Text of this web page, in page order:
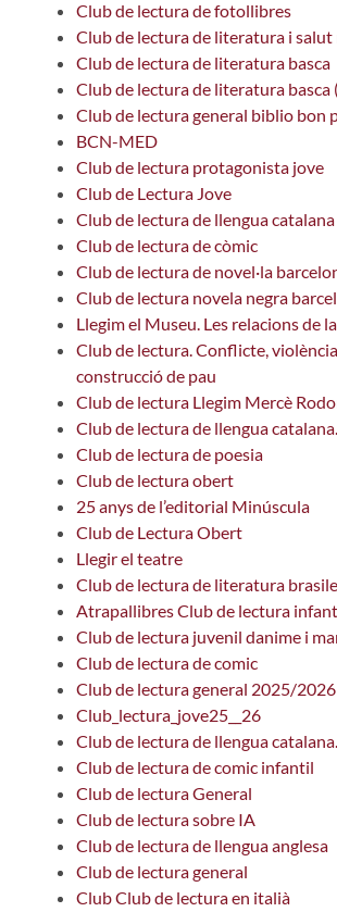
Club de lectura de fotollibres
Club de lectura de literatura i salut
Club de lectura de literatura basca
Club de lectura de literatura basca
Club de lectura general biblio bon
BCN-MED
Club de lectura protagonista jove
Club de Lectura Jove
Club de lectura de llengua
Club de lectura de còmic
Club de lectura de novel·la
Club de lectura novela negra
Llegim el Museu. Les relacions de
Club de lectura. Conflicte,
construcció de pau
Club de lectura Llegim Mercè
Club de lectura de llengua
Club de lectura de poesia
Club de lectura obert
25 anys de l’editorial Minúscula
Club de Lectura Obert
Llegir el teatre
Club de lectura de literatura
Atrapallibres Club de lectura
Club de lectura juvenil danime i
Club de lectura de comic
Club de lectura general 2025/2026
Club_lectura_jove25__26
Club de lectura de llengua
Club de lectura de comic infantil
Club de lectura General
Club de lectura sobre IA
Club de lectura de llengua anglesa
Club de lectura general
Club Club de lectura en italià